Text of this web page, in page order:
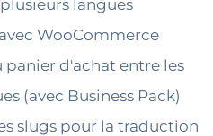
langues
WooCommerce
panier d'achat entre les
(avec Business Pack)
slugs pour la traduction